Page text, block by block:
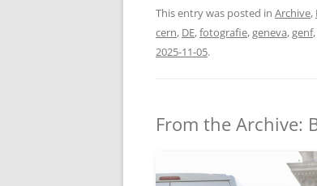
This entry was posted in Archive,
cern, DE,fotografie,geneva,genf,
2025-11-05.
From the Archive: